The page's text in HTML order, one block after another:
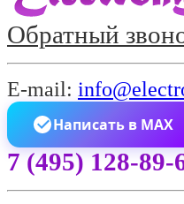
Обратный
E-mail:
Написать в MAX
7 (495) 128-